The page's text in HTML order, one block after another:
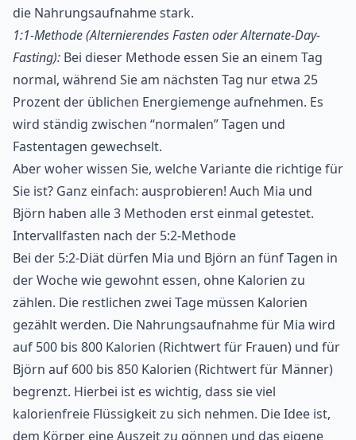
die Nahrungsaufnahme stark.
1:1-Methode (Alternierendes Fasten oder Alternate-Day-
Fasting): Bei dieser Methode essen Sie an einem Tag
normal, während Sie am nächsten Tag nur etwa 25
Prozent der üblichen Energiemenge aufnehmen. Es
wird ständig zwischen “normalen” Tagen und
Fastentagen gewechselt.
Aber woher wissen Sie, welche Variante die richtige für
Sie ist? Ganz einfach: ausprobieren! Auch Mia und
Björn haben alle 3 Methoden erst einmal getestet.
Intervallfasten nach der 5:2-Methode
Bei der 5:2-Diät dürfen Mia und Björn an fünf Tagen in
der Woche wie gewohnt essen, ohne Kalorien zu
zählen. Die restlichen zwei Tage müssen Kalorien
gezählt werden. Die Nahrungsaufnahme für Mia wird
auf 500 bis 800 Kalorien (Richtwert für Frauen) und für
Björn auf 600 bis 850 Kalorien (Richtwert für Männer)
begrenzt. Hierbei ist es wichtig, dass sie viel
kalorienfreie Flüssigkeit zu sich nehmen. Die Idee ist,
dem Körper eine Auszeit zu gönnen und das eigene